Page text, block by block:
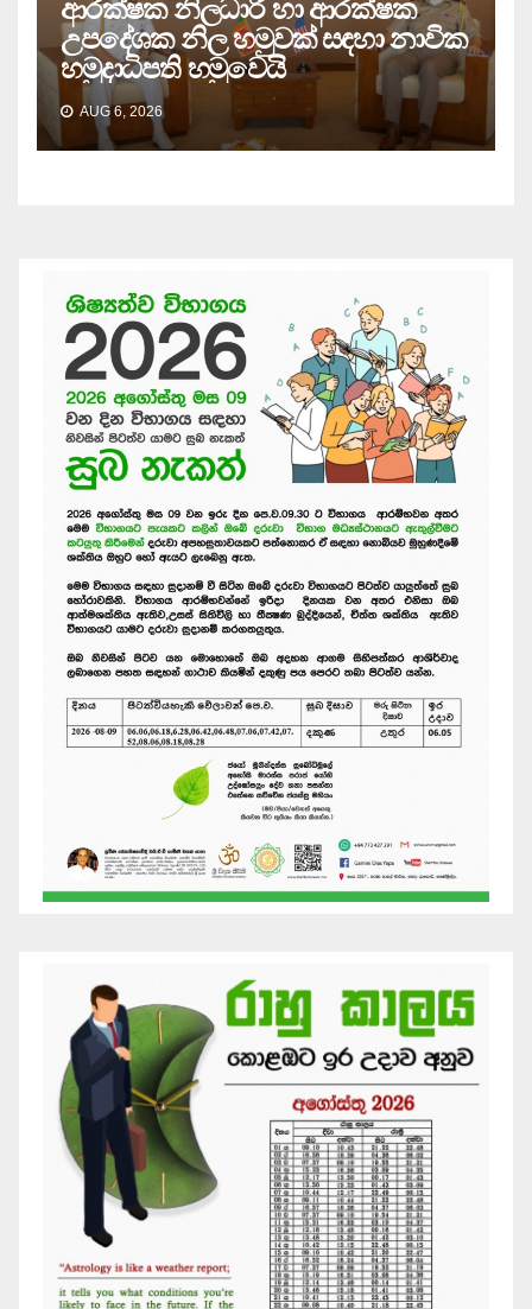
ආරක්ෂක නිලධාරී හා ආරක්ෂක
උපදේශක නිල හමුවක් සඳහා නාවික
හමුදාධිපති හමුවෙයි
AUG 6, 2026